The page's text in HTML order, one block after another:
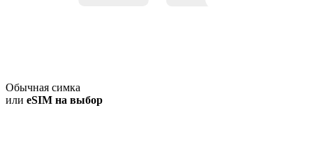
Обычная симка
или eSIM на выбор